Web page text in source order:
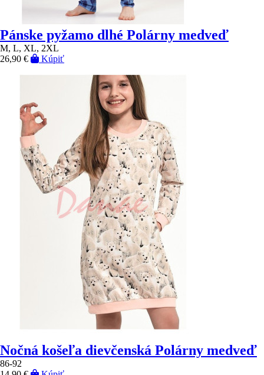
Pánske pyžamo dlhé Polárny medveď
M, L, XL, 2XL
26,90 €
Kúpiť
Nočná košeľa dievčenská Polárny medveď
86-92